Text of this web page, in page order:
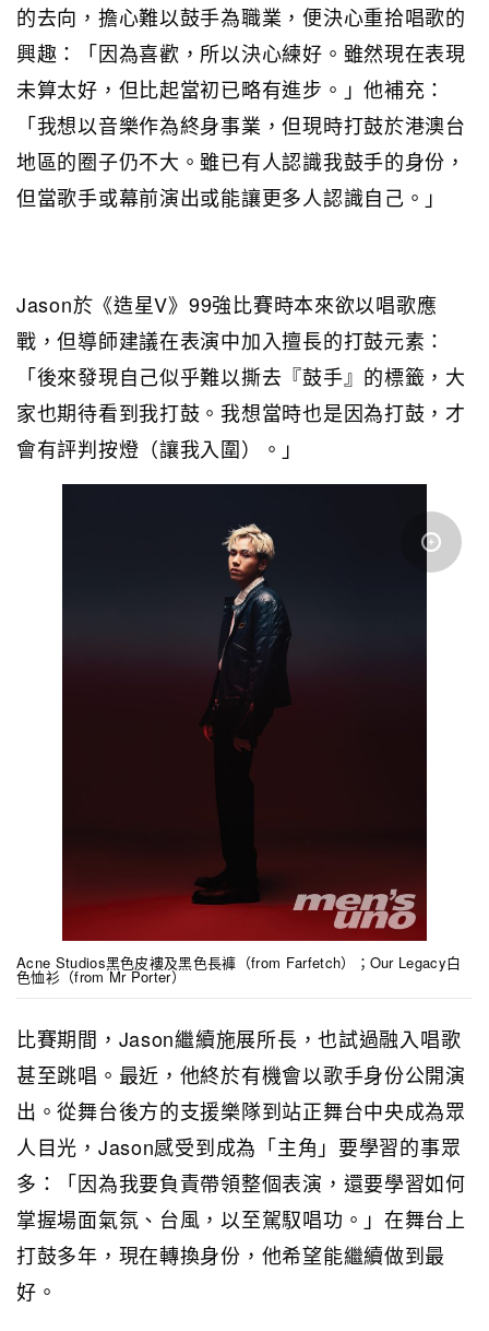
的去向，擔心難以鼓手為職業，便決心重拾唱歌的
興趣：「因為喜歡，所以決心練好。雖然現在表現
未算太好，但比起當初已略有進步。」他補充：
「我想以音樂作為終身事業，但現時打鼓於港澳台
地區的圈子仍不大。雖已有人認識我鼓手的身份，
但當歌手或幕前演出或能讓更多人認識自己。」
Jason於《造星V》99強比賽時本來欲以唱歌應
戰，但導師建議在表演中加入擅長的打鼓元素：
「後來發現自己似乎難以撕去『鼓手』的標籤，大
家也期待看到我打鼓。我想當時也是因為打鼓，才
會有評判按燈（讓我入圍）。」
Acne Studios黑色皮褸及黑色長褲（from Farfetch）；Our Legacy白
色恤衫（from Mr Porter）
比賽期間，Jason繼續施展所長，也試過融入唱歌
甚至跳唱。最近，他終於有機會以歌手身份公開演
出。從舞台後方的支援樂隊到站正舞台中央成為眾
人目光，Jason感受到成為「主角」要學習的事眾
多：「因為我要負責帶領整個表演，還要學習如何
掌握場面氣氛、台風，以至駕馭唱功。」在舞台上
打鼓多年，現在轉換身份，他希望能繼續做到最
好。